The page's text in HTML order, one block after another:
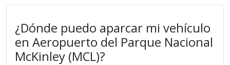
¿Dónde puedo aparcar mi vehículo
en Aeropuerto del Parque Nacional
McKinley (MCL)?